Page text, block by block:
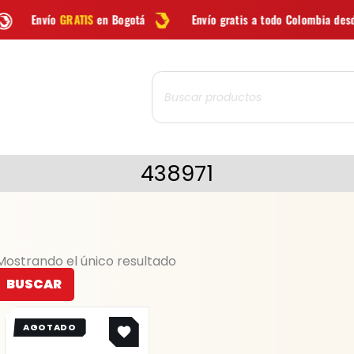
en Bogotá Envío gratis a todo Colombia desde$99.900
Búsqueda
de
productos
438971
BUSCAR
el único resultado